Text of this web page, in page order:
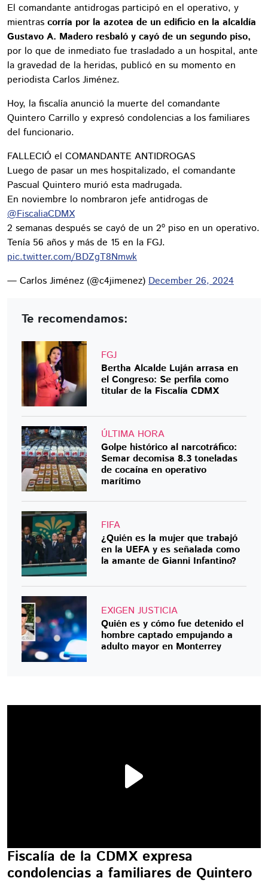
El comandante antidrogas participó en el operativo, y
mientras corría por la azotea de un edificio en la alcaldía
Gustavo A. Madero resbaló y cayó de un segundo piso,
por lo que de inmediato fue trasladado a un hospital, ante
la gravedad de la heridas, publicó en su momento en
periodista Carlos Jiménez.
Hoy, la fiscalía anunció la muerte del comandante
Quintero Carrillo y expresó condolencias a los familiares
del funcionario.
FALLECIÓ el COMANDANTE ANTIDROGAS
Luego de pasar un mes hospitalizado, el comandante
Pascual Quintero murió esta madrugada.
En noviembre lo nombraron jefe antidrogas de
@FiscaliaCDMX
2 semanas después se cayó de un 2º piso en un operativo.
Tenía 56 años y más de 15 en la FGJ.
pic.twitter.com/BDZgT8Nmwk
— Carlos Jiménez (@c4jimenez) December 26, 2024
Te recomendamos:
FGJ
Bertha Alcalde Luján arrasa en
el Congreso: Se perfila como
titular de la Fiscalía CDMX
ÚLTIMA HORA
Golpe histórico al narcotráfico:
Semar decomisa 8.3 toneladas
de cocaína en operativo
marítimo
FIFA
¿Quién es la mujer que trabajó
en la UEFA y es señalada como
la amante de Gianni Infantino?
EXIGEN JUSTICIA
Quién es y cómo fue detenido el
hombre captado empujando a
adulto mayor en Monterrey
Fiscalía de la CDMX expresa
condolencias a familiares de Quintero